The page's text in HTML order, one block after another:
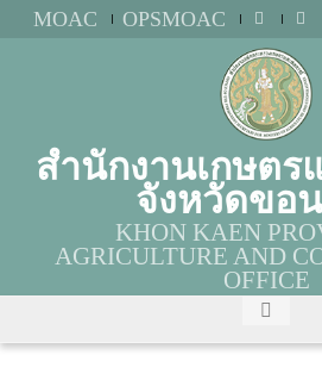
MOAC OPSMOAC
สำนักงานเกษต
จังหวัดขอ
KHON KAEN
AGRICULTURE AND
OFFICE